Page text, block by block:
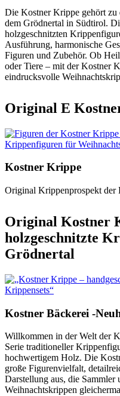
Die Kostner Krippe gehört zu
dem Grödnertal in Südtirol.
holzgeschnitzten
Ausführung, harmonische
Figuren und Zubehör. Ob
oder Tiere – mit der Kostner
eindrucksvolle
Original E
Kostner Krippe
Original Krippenprospekt der
Original Kostner
holzgeschnitzte
Grödnertal
Kostner Bäckerei -
Willkommen in der Welt der
Serie traditioneller
hochwertigem Holz. Die
große Figurenvielfalt,
Darstellung aus, die Sammler
Weihnachtskrippen